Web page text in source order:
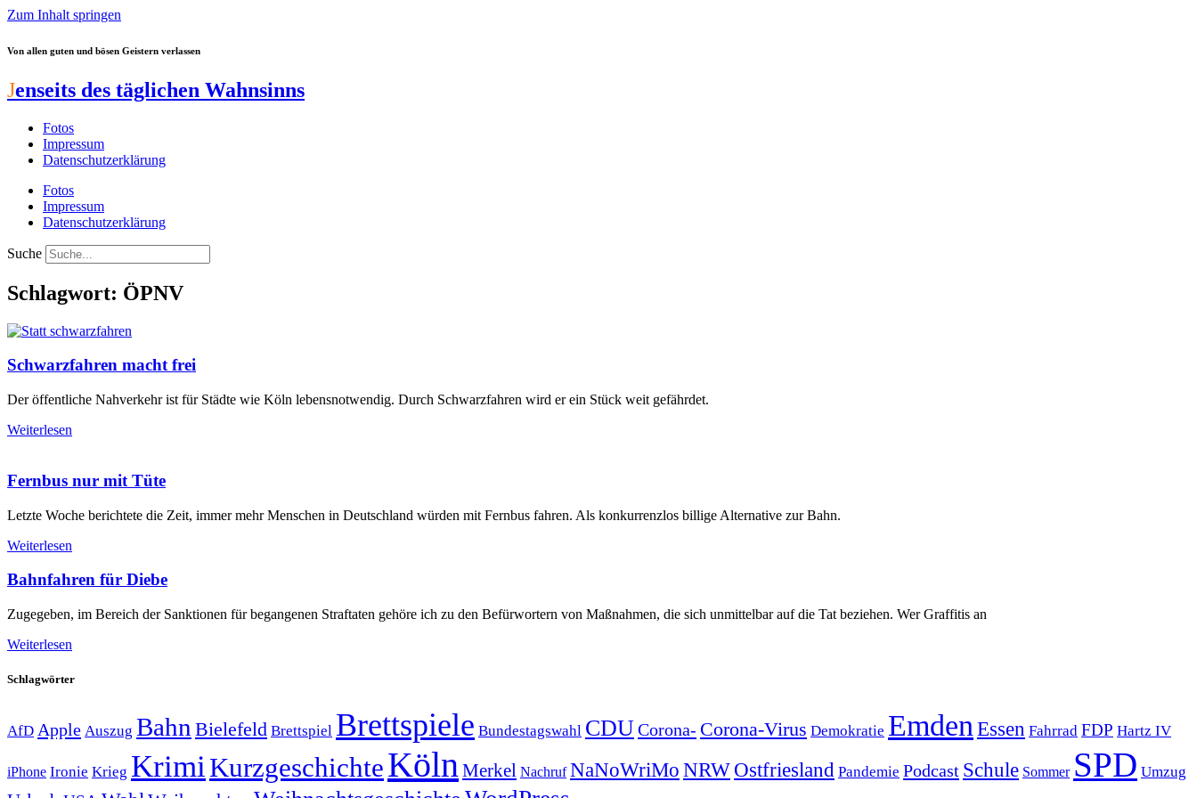
Zum Inhalt springen
Von allen guten und bösen Geistern verlassen
Jenseits des täglichen Wahnsinns
Fotos
Impressum
Datenschutzerklärung
Fotos
Impressum
Datenschutzerklärung
Suche
Schlagwort: ÖPNV
Schwarzfahren macht frei
Der öffentliche Nahverkehr ist für Städte wie Köln lebensnotwendig. Durch Schwarzfahren wird er ein Stück weit gefährdet.
Weiterlesen
Fernbus nur mit Tüte
Letzte Woche berichtete die Zeit, immer mehr Menschen in Deutschland würden mit Fernbus fahren. Als konkurrenzlos billige Alternative zur Bahn.
Weiterlesen
Bahnfahren für Diebe
Zugegeben, im Bereich der Sanktionen für begangenen Straftaten gehöre ich zu den Befürwortern von Maßnahmen, die sich unmittelbar auf die Tat beziehen. Wer Graffitis an
Weiterlesen
Schlagwörter
AfD Apple Auszug Bahn Bielefeld Brettspiel Brettspiele Bundestagswahl CDUCorona- Corona-Virus Demokratie Emden Essen Fahrrad FDP Hartz IV
iPhone Ironie Krieg KrimiKurzgeschichteKölnMerkel Nachruf NaNoWriMo NRWOstfriesland Pandemie Podcast Schule Sommer SPD Umzug